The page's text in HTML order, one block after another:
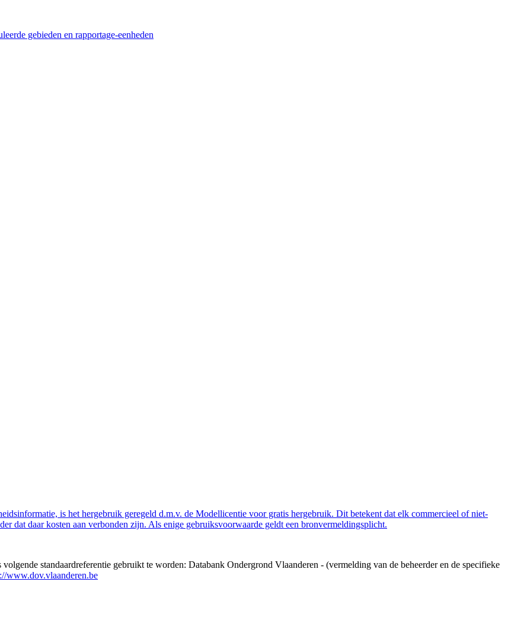
gebieden en rapportage-eenheden
is het hergebruik geregeld d.m.v. de Modellicentie voor gratis hergebruik. Dit betekent dat elk commercieel of niet-
dat daar kosten aan verbonden zijn. Als enige gebruiksvoorwaarde geldt een bronvermeldingsplicht.
standaardreferentie gebruikt te worden: Databank Ondergrond Vlaanderen - (vermelding van de beheerder en de specifieke
www.dov.vlaanderen.be